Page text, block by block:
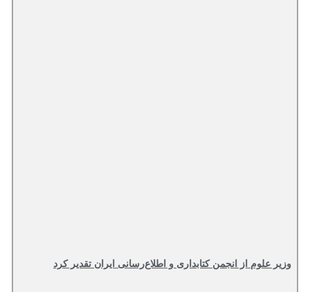
وزیر علوم از انجمن کتابداری و اطلاع‌رسانی ایران تقدیر کرد